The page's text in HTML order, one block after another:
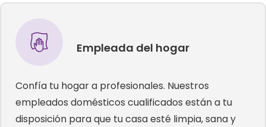
Empleada del hogar
Confía tu hogar a profesionales. Nuestros
empleados domésticos cualificados están a tu
disposición para que tu casa esté limpia, sana y